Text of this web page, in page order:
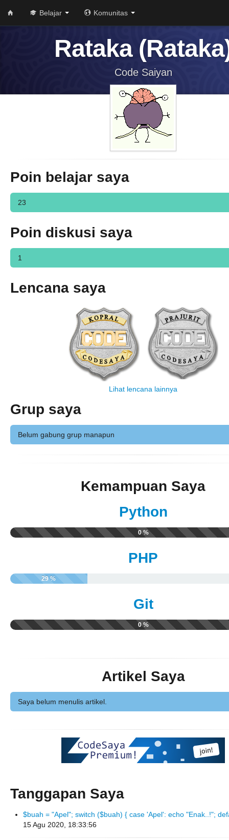
Belajar Komunitas
Rataka
Code Saiyan
Poin belajar saya
23
Poin diskusi saya
1
Lencana saya
Lihat lencana lainnya
Grup saya
Belum gabung grup manapun
Kemampuan Saya
Python
0 %
PHP
29 %
Git
0 %
Artikel Saya
Saya belum menulis artikel.
Tanggapan Saya
$buah = "Apel"; switch ($buah) { case 'Apel': echo "Enak..!";
15 Agu 2020, 18:33:56